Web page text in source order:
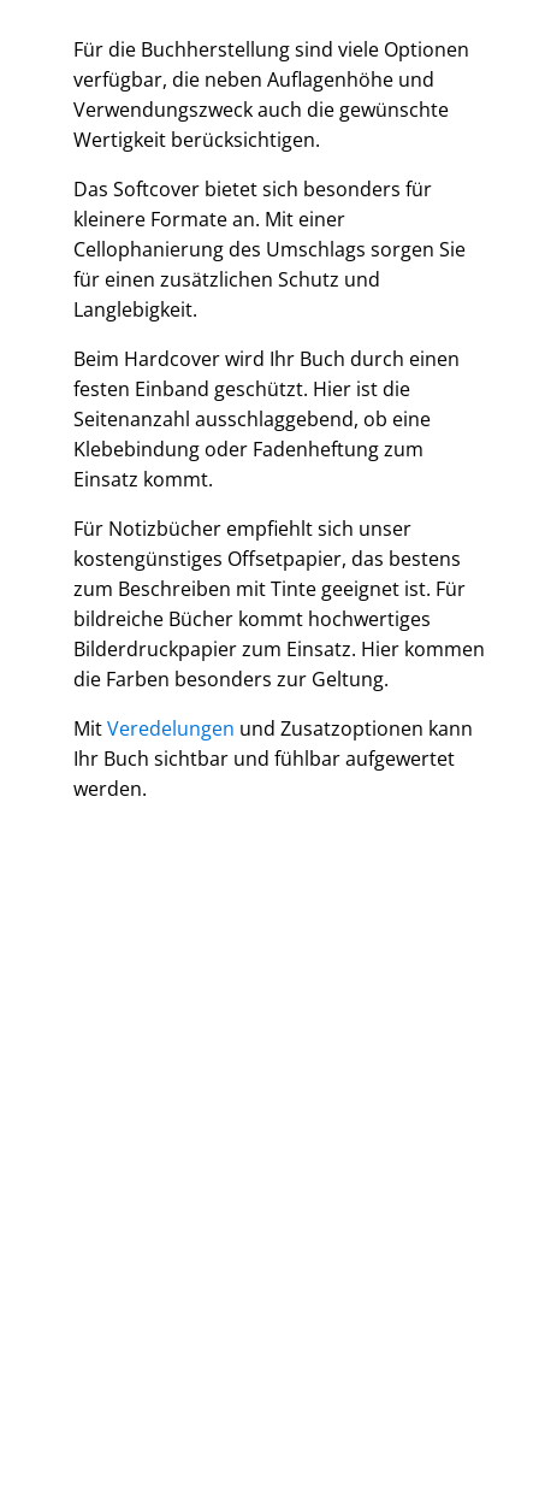
Für die Buchherstellung sind viele Optionen
verfügbar, die neben Auflagenhöhe und
Verwendungszweck auch die gewünschte
Wertigkeit berücksichtigen.
Das Softcover bietet sich besonders für
kleinere Formate an. Mit einer
Cellophanierung des Umschlags sorgen Sie
für einen zusätzlichen Schutz und
Langlebigkeit.
Beim Hardcover wird Ihr Buch durch einen
festen Einband geschützt. Hier ist die
Seitenanzahl ausschlaggebend, ob eine
Klebebindung oder Fadenheftung zum
Einsatz kommt.
Für Notizbücher empfiehlt sich unser
kostengünstiges Offsetpapier, das bestens
zum Beschreiben mit Tinte geeignet ist. Für
bildreiche Bücher kommt hochwertiges
Bilderdruckpapier zum Einsatz. Hier kommen
die Farben besonders zur Geltung.
MitVeredelungen und Zusatzoptionen kann
Ihr Buch sichtbar und fühlbar aufgewertet
werden.